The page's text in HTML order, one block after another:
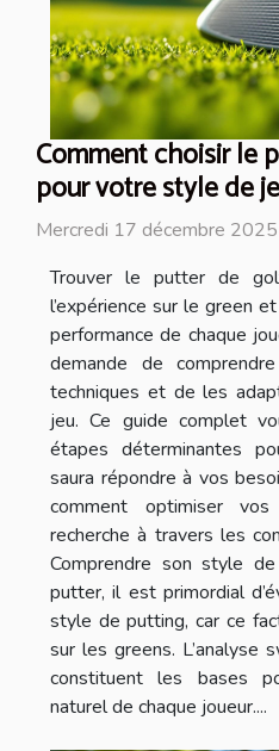
Comment choisir le
pour votre style de
Mercredi 17 décembre
Trouver le putter de
l’expérience sur le green
performance de chaque
demande de
techniques et de les
jeu. Ce guide complet
étapes déterminantes
saura répondre à vos
comment optimiser
recherche à travers les
Comprendre son style
putter, il est primordial
style de putting, car ce
sur les greens. L’analyse
constituent les bases
naturel de chaque joueur....